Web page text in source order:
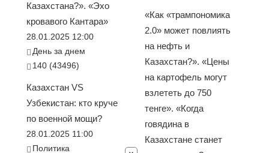
Казахстана?». «Эхо
кровавого Кантара»
28.01.2025 12:00
День за днем
140 (43496)
Казахстан VS
Узбекистан: кто круче
по военной мощи?
28.01.2025 11:00
Политика
«Как «трампономика
2.0» может повлиять
на нефть и
Казахстан?». «Цены
на картофель могут
взлететь до 750
тенге». «Когда
говядина в
Казахстане станет